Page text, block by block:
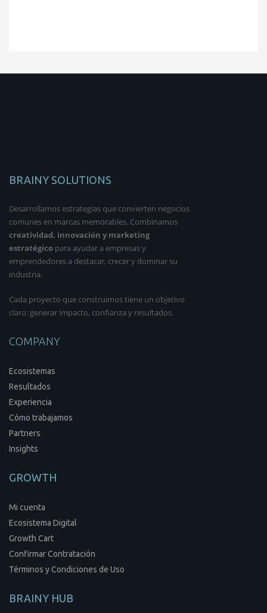
BRAINY SOLUTIONS
Desarrollamos estrategias que convierten negocios
comunes en marcas memorables. Combinamos
creatividad, innovación y marketing
estratégico para ayudar a empresas y
emprendedores a destacar, crecer y dominar su
industria.
Cada proyecto que construimos tiene un objetivo
claro: generar impacto, confianza y resultados.
COMPANY
Ecosistemas
Resultados
Experiencia
Cómo trabajamos
Partners
Insights
GROWTH
Mi cuenta
Ecosistema Digital
Growth Cart
Confirmar Contratación
Términos y Condiciones de Uso
BRAINY HUB